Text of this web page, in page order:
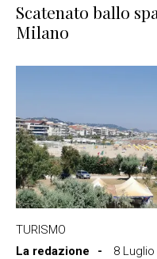
Scatenato ballo
Milano
TURISMO
La redazione
8